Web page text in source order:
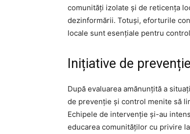
comunități izolate și de reticența
dezinformării. Totuși, eforturile
locale sunt esențiale pentru
Inițiative de
După evaluarea amănunțită a
de prevenție și control menite să
Echipele de intervenție și-au
educarea comunităților cu privire